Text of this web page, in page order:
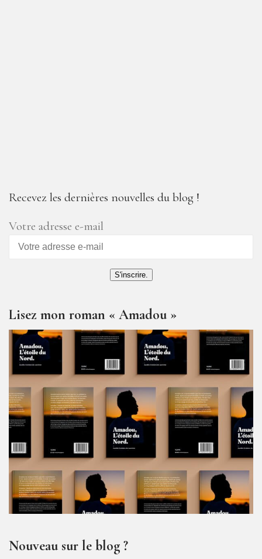
Recevez les dernières nouvelles du blog !
Votre adresse e-mail
S'inscrire.
Lisez mon roman « Amadou »
Nouveau sur le blog ?